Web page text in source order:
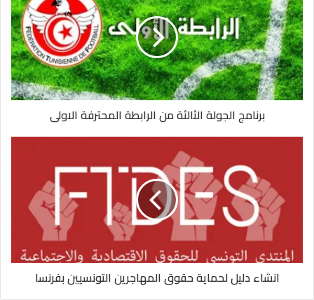
برنامج الجولة الثالثة من الرابطة المحترفة الاولى
انشاء دليل لحماية حقوق المهاجرين التونسيين بفرنسا